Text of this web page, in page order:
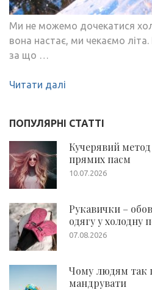
Ми не можемо дочекатися
вона настає, ми чекаємо
за що …
Читати далі
ПОПУЛЯРНІ СТАТТІ
Кучерявий
прямих пасм
10.07.2026
Рукавички –
одягу у холодну
07.08.2026
Чому людям так
мандрувати